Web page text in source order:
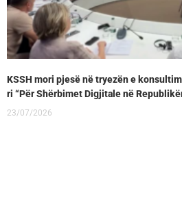
KSSH mori pjesë në tryezën e
ri “Për Shërbimet Digjitale në
23/07/2026